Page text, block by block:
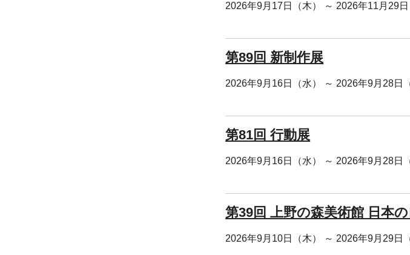
2026年9月17日（木） ～ 2026年11月29日
第89回 新制作展
2026年9月16日（水） ～ 2026年9月28日
第81回 行動展
2026年9月16日（水） ～ 2026年9月28日
第39回 上野の森美術館 日本
2026年9月10日（木） ～ 2026年9月29日